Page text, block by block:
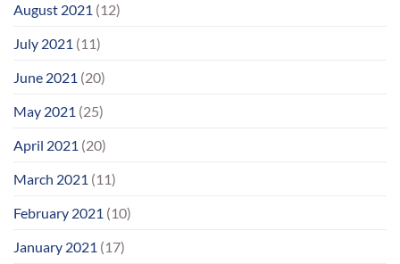
August 2021 (12)
July 2021 (11)
June 2021 (20)
May 2021 (25)
April 2021 (20)
March 2021 (11)
February 2021 (10)
January 2021 (17)